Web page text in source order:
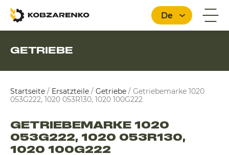
De
GETRIEBE
Startseite / Ersatzteile / Getriebe / Getriebemarke 1020
053G222, 1020 053R130, 1020 100G222
GETRIEBEMARKE 1020
053G222, 1020 053R130,
1020 100G222